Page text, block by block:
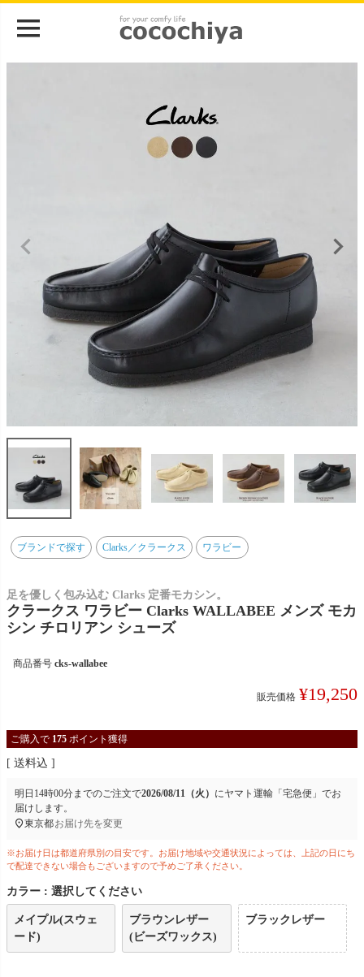
ブランドで探す Clarks／クラークス ワラビー
足を優しく包み込む Clarks 定番モカシン。
クラークス ワラビー Clarks WALLABEE メンズ モカ
シン チロリアン シューズ
商品番号 cks-wallabee
販売価格 ¥19,250
ご購入で 175 ポイント獲得
送料込
明日 14時00分までのご注文で2026/08/11（火） にヤマト運輸「宅急便」 でお
届けします。
東京都お届け先を変更
※お届け日は都道府県別の目安です。お届け地域や交通状況によっては、上記の日にち
で配達できない場合もございますので予めご了承ください。
カラー 選択してください
メイプル(スウェ
ード)
ブラウンレザー
(ビーズワックス)
ブラックレザー